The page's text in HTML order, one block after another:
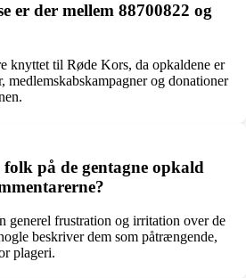
er der mellem 88700822 og
knyttet til Røde Kors, da opkaldene er
medlemskabskampagner og donationer
på de gentagne opkald
generel frustration og irritation over de
beskriver dem som påtrængende,
plageri.